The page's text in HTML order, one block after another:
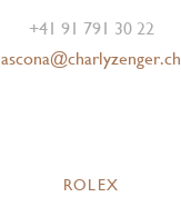
+41 91 791 30 22
ascona@charlyzenger.ch
ROLEX